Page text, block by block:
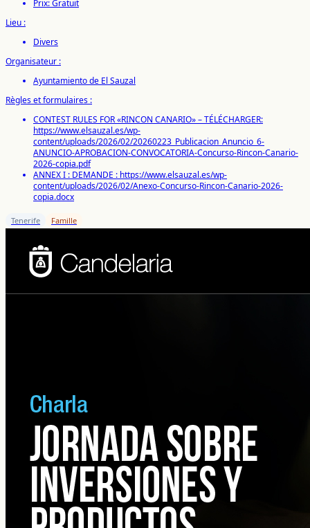
Prix: Gratuit
Lieu :
Divers
Organisateur :
Ayuntamiento de El Sauzal
Règles et formulaires :
CONTEST RULES FOR «RINCON CANARIO» – TÉLÉCHARGER:
https://www.elsauzal.es/wp-
content/uploads/2026/02/20260223_Publicacion_Anuncio_6-
ANUNCIO-APROBACION-CONVOCATORIA-Concurso-Rincon-Canario-
2026-copia.pdf
ANNEX I : DEMANDE : https://www.elsauzal.es/wp-
content/uploads/2026/02/Anexo-Concurso-Rincon-Canario-2026-
copia.docx
Tenerife Famille